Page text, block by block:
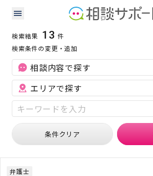
愛知県の労働問題に強い専門家の
労働問題
検索結果 13 件
検索条件の変更・追加
相談内容で探す
エリアで探す
条件クリア
弁護士